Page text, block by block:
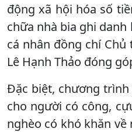
động xã hội hóa số
chữa nhà bia ghi
cá nhân đồng chí Chủ
Lê Hạnh Thảo đóng
Đặc biệt, chương
cho người có công,
nghèo có khó khăn